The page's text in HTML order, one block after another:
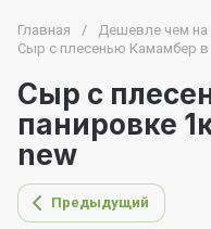
Главная / Дешевле чем на
Сыр с плесенью Камамбер в
Сыр с
панировке
new
Предыдущий